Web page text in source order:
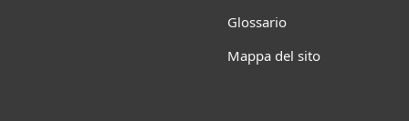
Glossario
Mappa del sito